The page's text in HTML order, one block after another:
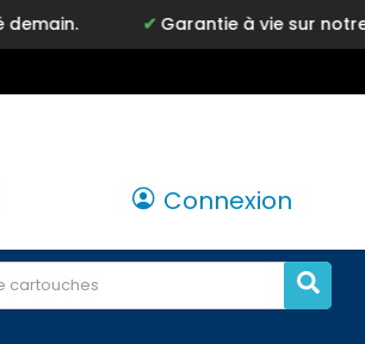
Garantie à vie sur notre marque
Connexion